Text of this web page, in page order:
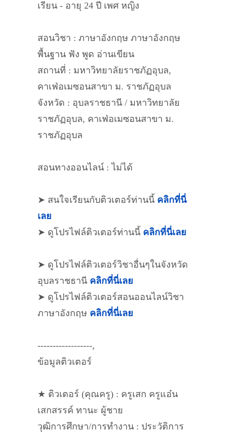
เรียน - อายุ 24 ปี เพศ หญิง
สอนวิชา : ภาษาอังกฤษ ภาษาอังกฤษ
พื้นฐาน ฟัง พูด อ่านเขียน
สถานที่ : มหาวิทยาลัยราชภัฏอุบล,
คาเฟ่อเมซอนสาขา ม. ราชภัฏอุบล
จังหวัด : อุบลราชธานี / มหาวิทยาลัย
ราชภัฏอุบล, คาเฟ่อเมซอนสาขา ม.
ราชภัฏอุบล
สอนทางออนไลน์ : ไม่ได้
➤ สนใจเรียนกับติวเตอร์ท่านนี้ คลิกที่นี่
เลย
➤ ดูโปรไฟล์ติวเตอร์ท่านนี้ คลิกที่นี่เลย
➤ ดูโปรไฟล์ติวเตอร์วิชาอื่นๆในจังหวัด
อุบลราชธานี คลิกที่นี่เลย
➤ ดูโปรไฟล์ติวเตอร์สอนออนไลน์วิชา
ภาษาอังกฤษ คลิกที่นี่เลย
------------------,
ข้อมูลติวเตอร์
★ ติวเตอร์ (คุณครู) : ครูเสก ครูแอ๋น
เสกสรรค์ ทานะ ผู้ชาย
วุฒิการศึกษา/การทำงาน : ประวัติการ